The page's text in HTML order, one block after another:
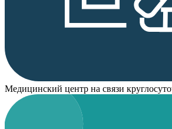
Медицинский центр на связи